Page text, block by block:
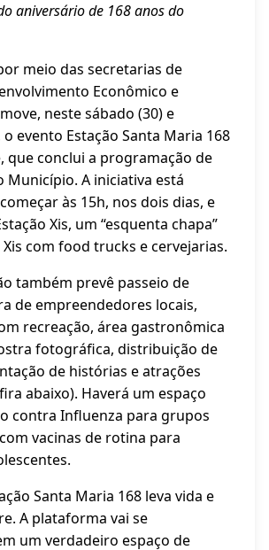
aniversário de 168 anos do
meio das secretarias de
Econômico e
neste sábado (30) e
evento Estação Santa Maria 168
que conclui a programação de
Município. A iniciativa está
às 15h, nos dois dias, e
Xis, um “esquenta chapa”
com food trucks e cervejarias.
também prevê passeio de
de empreendedores locais,
recreação, área gastronômica
fotográfica, distribuição de
de histórias e atrações
abaixo). Haverá um espaço
contra Influenza para grupos
vacinas de rotina para
Santa Maria 168 leva vida e
A plataforma vai se
um verdadeiro espaço de